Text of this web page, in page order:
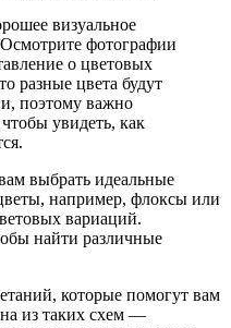
визуальное
фотографии
о цветовых
разные цвета будут
поэтому важно
увидеть, как
выбрать идеальные
например, флоксы или
вариаций.
найти различные
которые помогут вам
из таких схем —